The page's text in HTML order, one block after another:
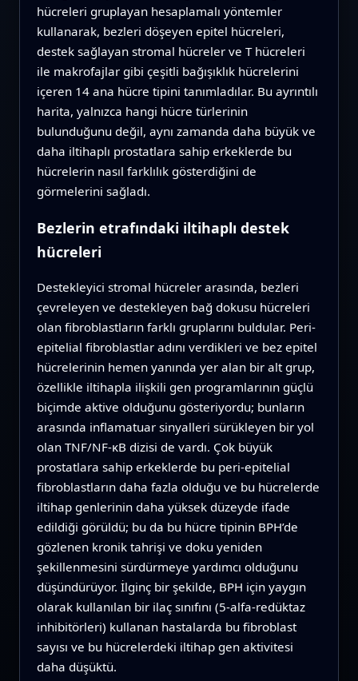
hücreleri gruplayan hesaplamalı yöntemler
kullanarak, bezleri döşeyen epitel hücreleri,
destek sağlayan stromal hücreler ve T hücreleri
ile makrofajlar gibi çeşitli bağışıklık hücrelerini
içeren 14 ana hücre tipini tanımladılar. Bu ayrıntılı
harita, yalnızca hangi hücre türlerinin
bulunduğunu değil, aynı zamanda daha büyük ve
daha iltihaplı prostatlara sahip erkeklerde bu
hücrelerin nasıl farklılık gösterdiğini de
görmelerini sağladı.
Bezlerin etrafındaki iltihaplı destek
hücreleri
Destekleyici stromal hücreler arasında, bezleri
çevreleyen ve destekleyen bağ dokusu hücreleri
olan fibroblastların farklı gruplarını buldular. Peri-
epitelial fibroblastlar adını verdikleri ve bez epitel
hücrelerinin hemen yanında yer alan bir alt grup,
özellikle iltihapla ilişkili gen programlarının güçlü
biçimde aktive olduğunu gösteriyordu; bunların
arasında inflamatuar sinyalleri sürükleyen bir yol
olan TNF/NF-κB dizisi de vardı. Çok büyük
prostatlara sahip erkeklerde bu peri-epitelial
fibroblastların daha fazla olduğu ve bu hücrelerde
iltihap genlerinin daha yüksek düzeyde ifade
edildiği görüldü; bu da bu hücre tipinin BPH’de
gözlenen kronik tahrişi ve doku yeniden
şekillenmesini sürdürmeye yardımcı olduğunu
düşündürüyor. İlginç bir şekilde, BPH için yaygın
olarak kullanılan bir ilaç sınıfını (5-alfa-redüktaz
inhibitörleri) kullanan hastalarda bu fibroblast
sayısı ve bu hücrelerdeki iltihap gen aktivitesi
daha düşüktü.